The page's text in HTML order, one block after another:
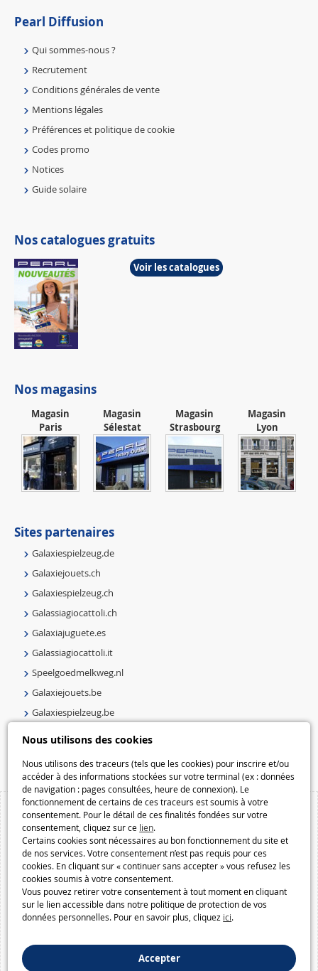
Nous utilisons des cookies
Nous utilisons des traceurs (tels que les cookies) pour inscrire et/ou
accéder à des informations stockées sur votre terminal (ex : données
de navigation : pages consultées, heure de connexion). Le
fonctionnement de certains de ces traceurs est soumis à votre
consentement. Pour le détail de ces finalités fondées sur votre
consentement, cliquez sur ce lien.
Certains cookies sont nécessaires au bon fonctionnement du site et
de nos services. Votre consentement n’est pas requis pour ces
cookies. En cliquant sur « continuer sans accepter » vous refusez les
cookies soumis à votre consentement.
Vous pouvez retirer votre consentement à tout moment en cliquant
sur le lien accessible dans notre politique de protection de vos
données personnelles. Pour en savoir plus, cliquez ici.
Accepter
Pearl Diffusion
Qui sommes-nous ?
Recrutement
Conditions générales de vente
Mentions légales
Préférences et politique de cookie
Codes promo
Notices
Guide solaire
Nos catalogues gratuits
Voir les catalogues
Nos magasins
Magasin
Paris
Magasin
Sélestat
Magasin
Strasbourg
Magasin
Lyon
Sites partenaires
Galaxiespielzeug.de
Galaxiejouets.ch
Galaxiespielzeug.ch
Galassiagiocattoli.ch
Galaxiajuguete.es
Galassiagiocattoli.it
Speelgoedmelkweg.nl
Galaxiejouets.be
Galaxiespielzeug.be